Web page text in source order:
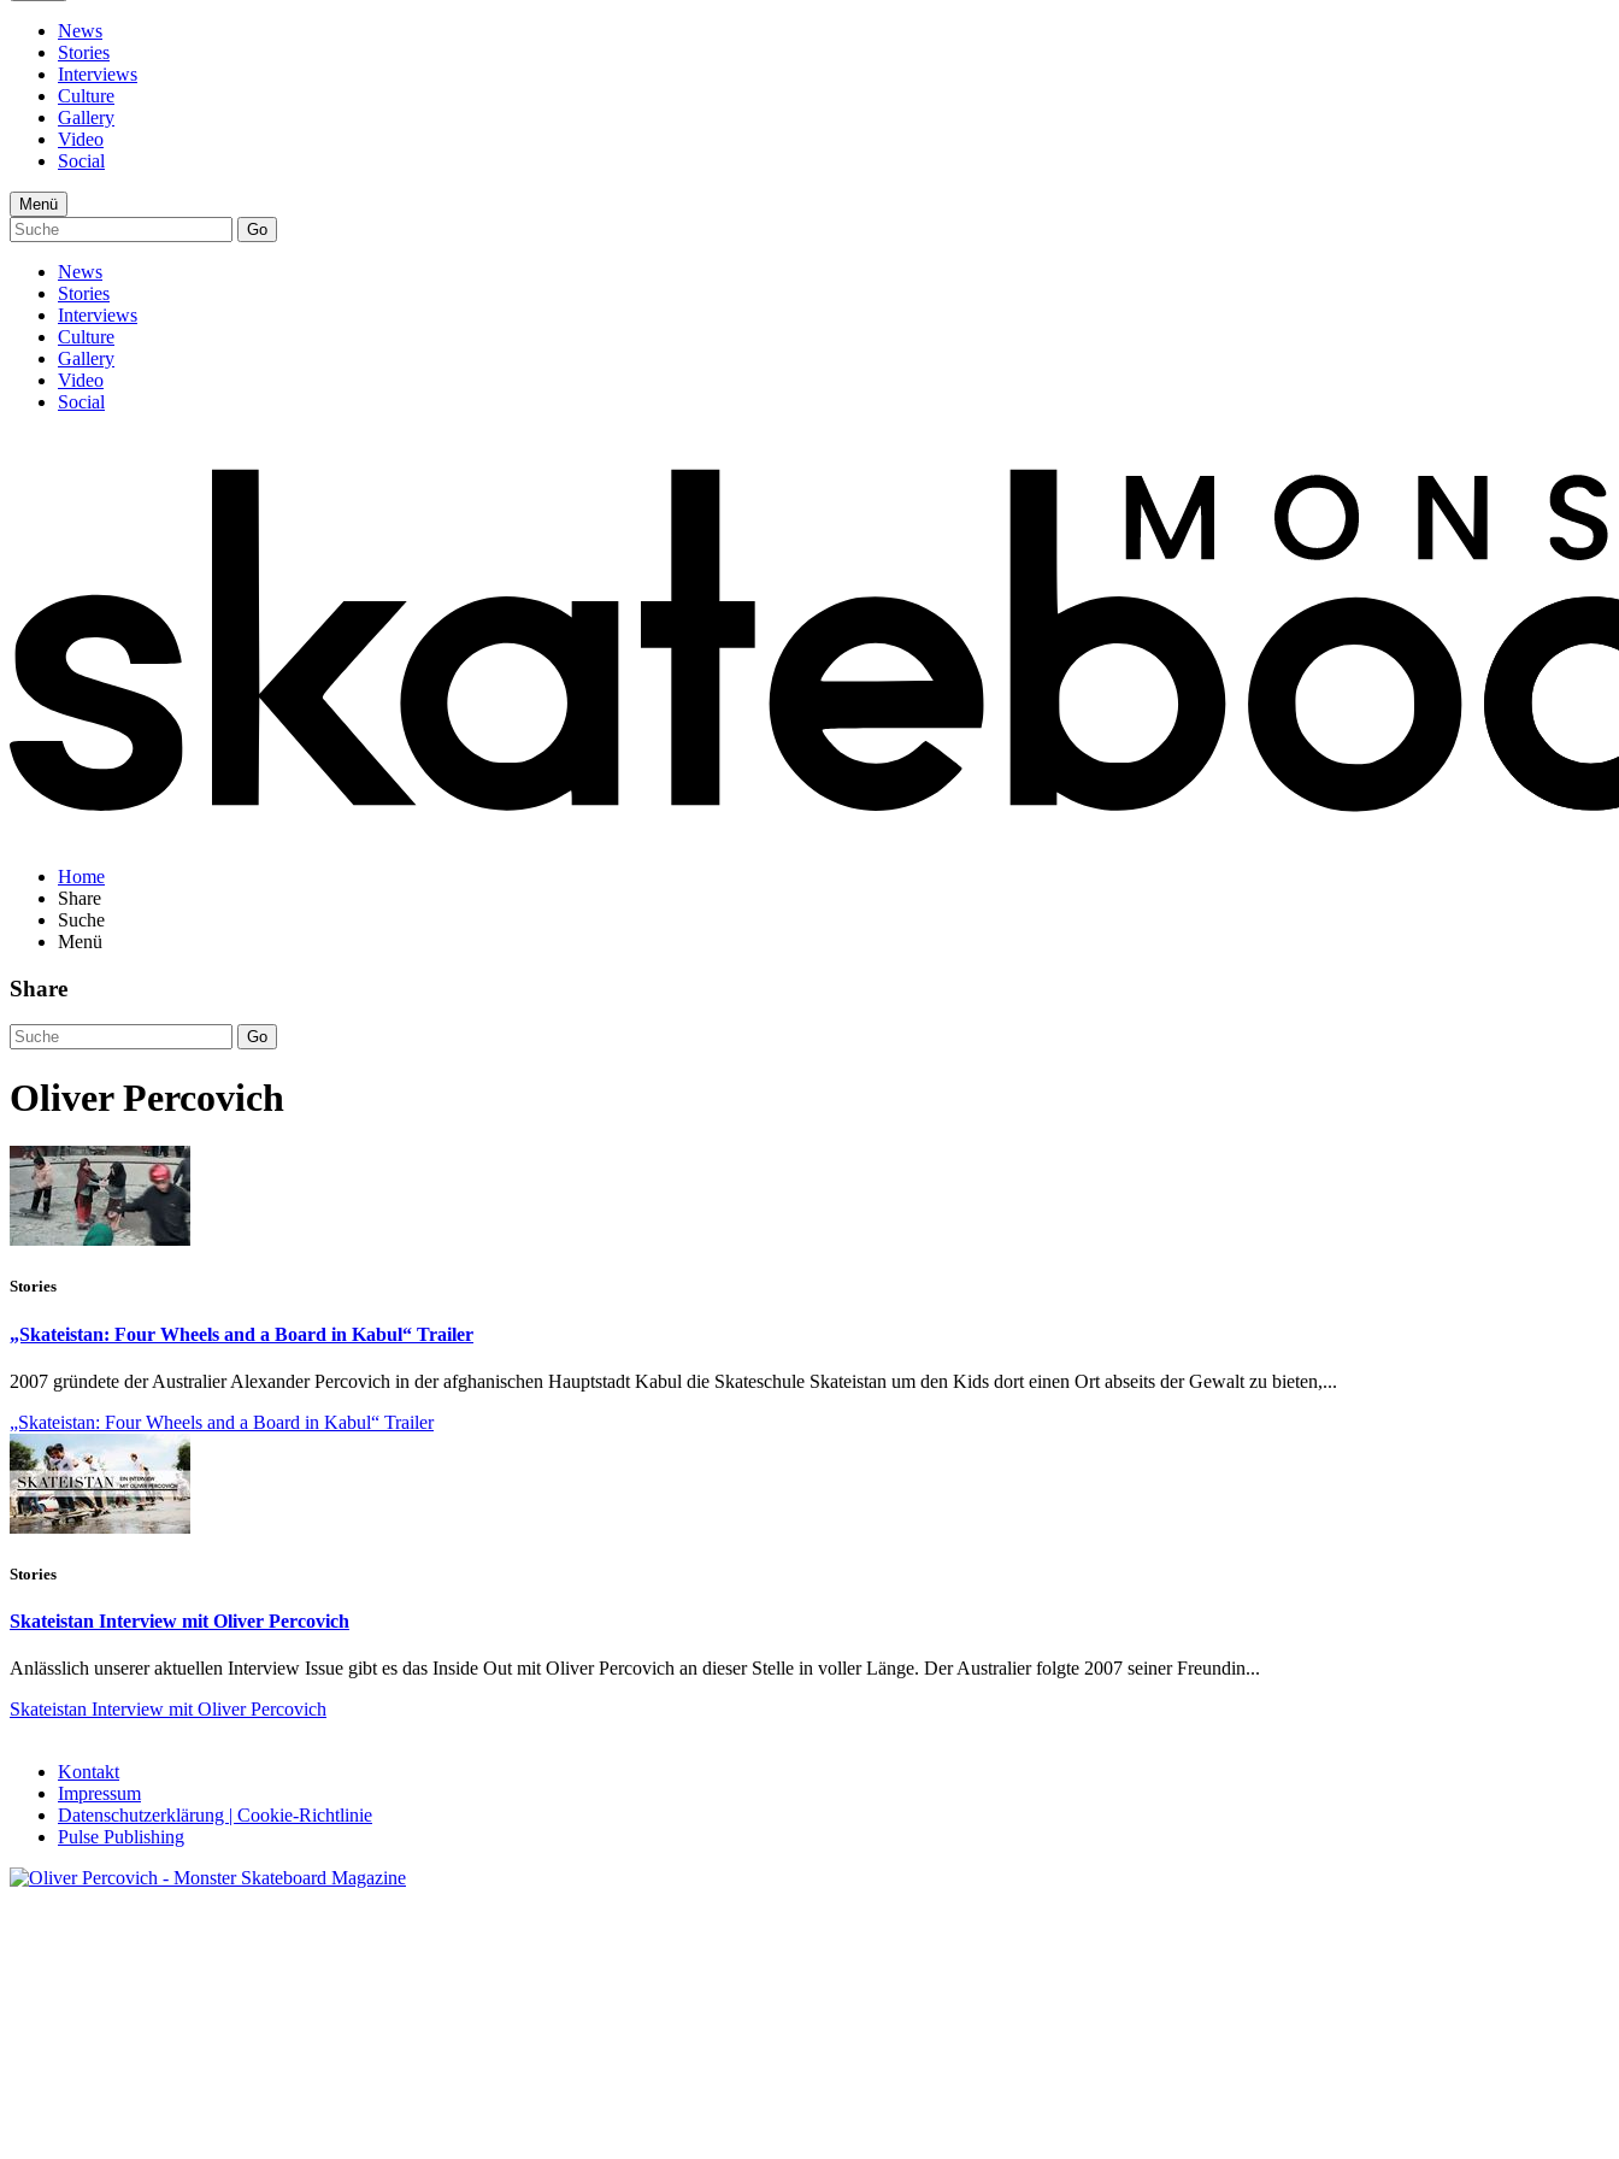
News
Stories
Interviews
Culture
Gallery
Video
Social
Menü
Go
News
Stories
Interviews
Culture
Gallery
Video
Social
Home
Share
Suche
Menü
Share
Go
Oliver Percovich
Stories
„Skateistan: Four Wheels and a Board in Kabul“ Trailer
2007 gründete der Australier Alexander Percovich in der afghanischen Hauptstadt Kabul die Skateschule Skateistan um den Kids dort einen Ort abseits der Gewalt zu bieten,...
„Skateistan: Four Wheels and a Board in Kabul“ Trailer
Stories
Skateistan Interview mit Oliver Percovich
Anlässlich unserer aktuellen Interview Issue gibt es das Inside Out mit Oliver Percovich an dieser Stelle in voller Länge. Der Australier folgte 2007 seiner Freundin...
Skateistan Interview mit Oliver Percovich
Kontakt
Impressum
Datenschutzerklärung | Cookie-Richtlinie
Pulse Publishing